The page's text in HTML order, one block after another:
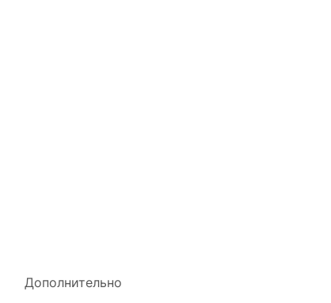
Дополнительно